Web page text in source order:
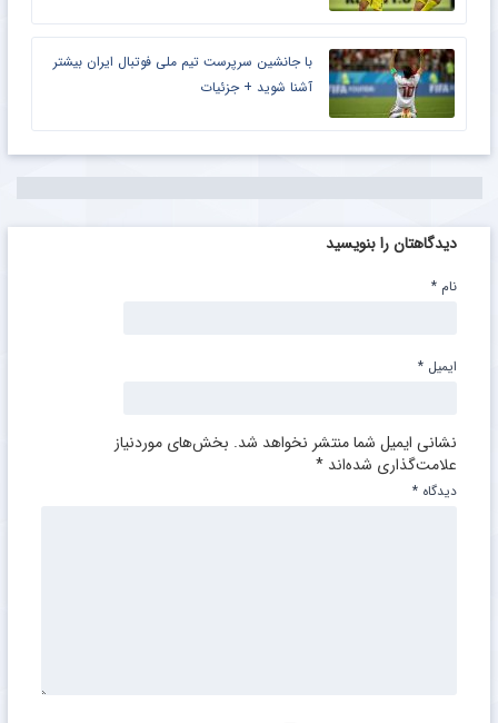
با جانشین سرپرست تیم ملی فوتبال ایران بیشتر
آشنا شوید + جزئیات
دیدگاهتان را بنویسید
نشانی ایمیل شما منتشر نخواهد شد. بخش‌های موردنیاز
علامت‌گذاری شده‌اند *
دیدگاه *
نام *
ایمیل *